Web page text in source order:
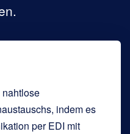
indem es
per EDI mit